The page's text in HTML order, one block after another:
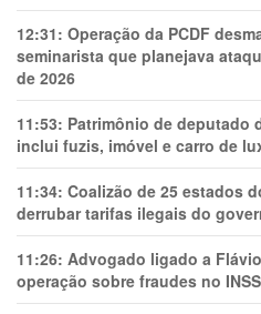
12:31: Operação da PCDF
seminarista que planejava
de 2026
11:53: Patrimônio de deputado
inclui fuzis, imóvel e carro de
11:34: Coalizão de 25 estados
derrubar tarifas ilegais do
11:26: Advogado ligado a
operação sobre fraudes no INSS